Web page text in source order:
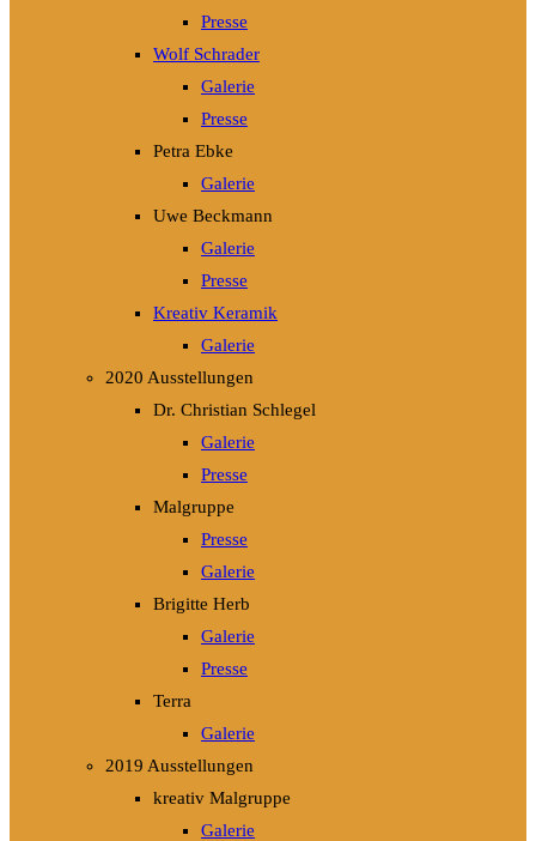
Presse
Wolf Schrader
Galerie
Presse
Petra Ebke
Galerie
Uwe Beckmann
Galerie
Presse
Kreativ Keramik
Galerie
2020 Ausstellungen
Dr. Christian Schlegel
Galerie
Presse
Malgruppe
Presse
Galerie
Brigitte Herb
Galerie
Presse
Terra
Galerie
2019 Ausstellungen
kreativ Malgruppe
Galerie